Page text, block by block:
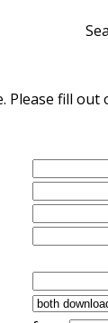
Please fill